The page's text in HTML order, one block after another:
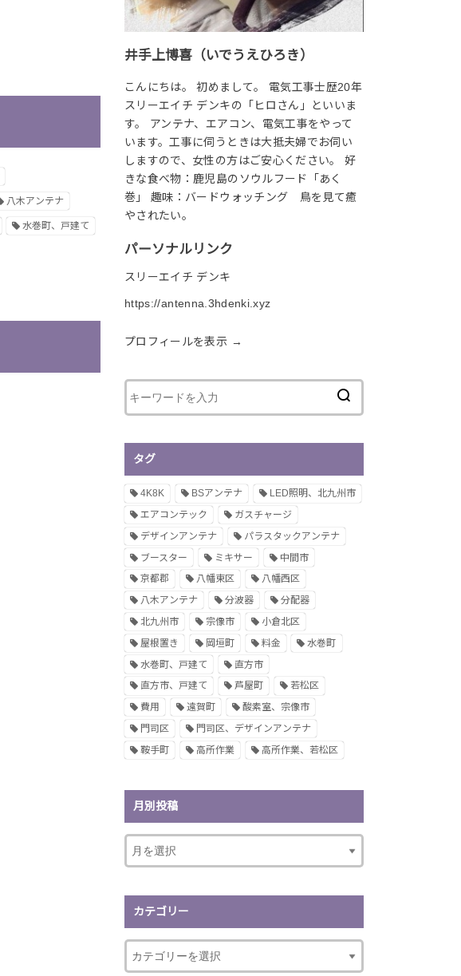
八木アンテナ
水巻町、戸建て
井手上博喜（いでうえひろき）
こんにちは。 初めまして。 電気工事士歴20年
スリーエイチ デンキの「ヒロさん」といいま
す。 アンテナ、エアコン、電気工事をやって
います。工事に伺うときは大抵夫婦でお伺い
しますので、女性の方はご安心ください。 好
きな食べ物：鹿児島のソウルフード「あく
巻」 趣味：バードウォッチング 鳥を見て癒
やされたい。
パーソナルリンク
スリーエイチ デンキ
https://antenna.3hdenki.xyz
プロフィールを表示 →
タグ
4K8K BSアンテナ
LED照明、北九州市
エアコンテック
ガスチャージ
デザインアンテナ
パラスタックアンテナ
ブースター
ミキサー
中間市
京都郡
八幡東区
八幡西区
八木アンテナ
分波器
分配器
北九州市
宗像市
小倉北区
屋根置き
岡垣町 料金
水巻町
水巻町、戸建て
直方市
直方市、戸建て
芦屋町
若松区
費用
遠賀町
酸素室、宗像市
門司区
門司区、デザインアンテナ
鞍手町
高所作業 高所作業、若松区
月別投稿
カテゴリー